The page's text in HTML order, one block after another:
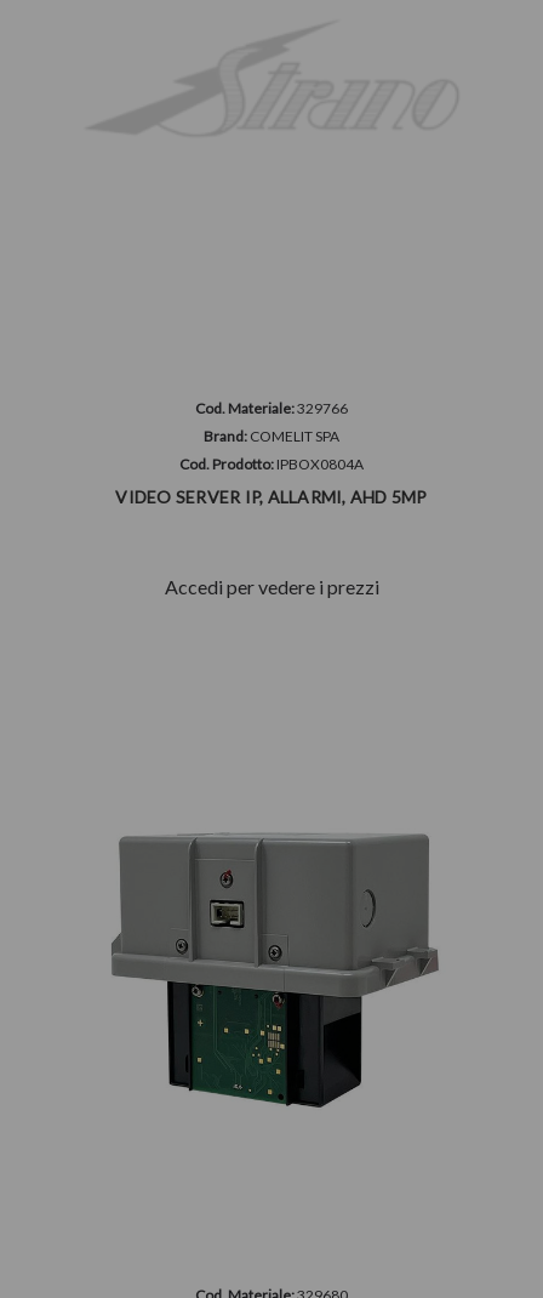
Cod. Materiale:329766
Brand: COMELIT SPA
Cod. Prodotto: IPBOX0804A
VIDEO SERVER IP, ALLARMI, AHD 5MP
Accedi per vedere i prezzi